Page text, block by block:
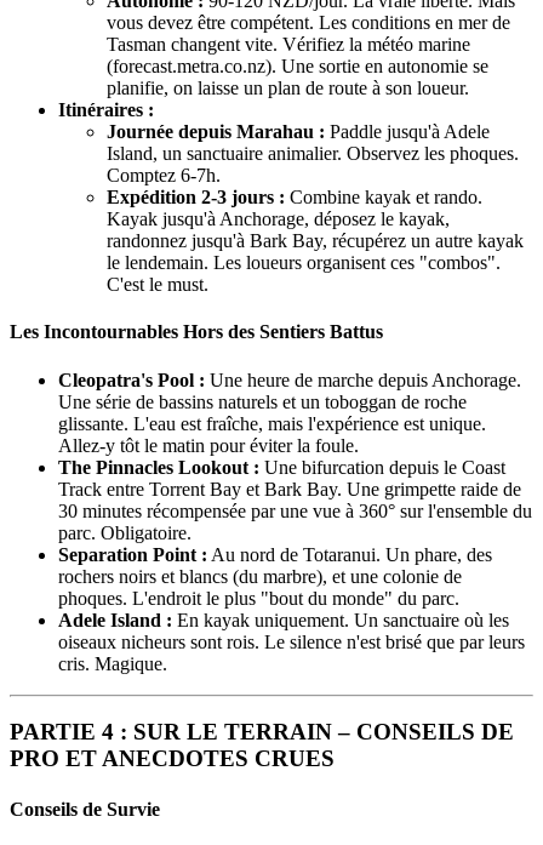
vous devez être compétent. Les conditions en mer de
Tasman changent vite. Vérifiez la météo marine
(forecast.metra.co.nz). Une sortie en autonomie se
planifie, on laisse un plan de route à son loueur.
Itinéraires :
Journée depuis Marahau : Paddle jusqu'à Adele
Island, un sanctuaire animalier. Observez les phoques.
Comptez 6-7h.
Expédition 2-3 jours : Combine kayak et rando.
Kayak jusqu'à Anchorage, déposez le kayak,
randonnez jusqu'à Bark Bay, récupérez un autre kayak
le lendemain. Les loueurs organisent ces "combos".
C'est le must.
Les Incontournables Hors des Sentiers Battus
Cleopatra's Pool : Une heure de marche depuis Anchorage.
Une série de bassins naturels et un toboggan de roche
glissante. L'eau est fraîche, mais l'expérience est unique.
Allez-y tôt le matin pour éviter la foule.
The Pinnacles Lookout : Une bifurcation depuis le Coast
Track entre Torrent Bay et Bark Bay. Une grimpette raide de
30 minutes récompensée par une vue à 360° sur l'ensemble du
parc. Obligatoire.
Separation Point : Au nord de Totaranui. Un phare, des
rochers noirs et blancs (du marbre), et une colonie de
phoques. L'endroit le plus "bout du monde" du parc.
Adele Island : En kayak uniquement. Un sanctuaire où les
oiseaux nicheurs sont rois. Le silence n'est brisé que par leurs
cris. Magique.
PARTIE 4 : SUR LE TERRAIN – CONSEILS DE
PRO ET ANECDOTES CRUES
Conseils de Survie